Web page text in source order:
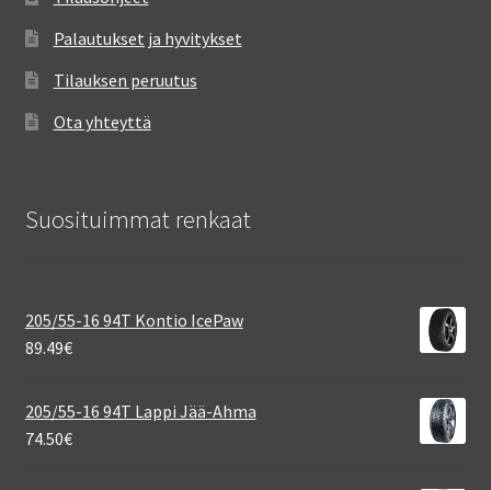
Palautukset ja hyvitykset
Tilauksen peruutus
Ota yhteyttä
Suosituimmat renkaat
205/55-16 94T Kontio IcePaw
89.49€
205/55-16 94T Lappi Jää-Ahma
74.50€